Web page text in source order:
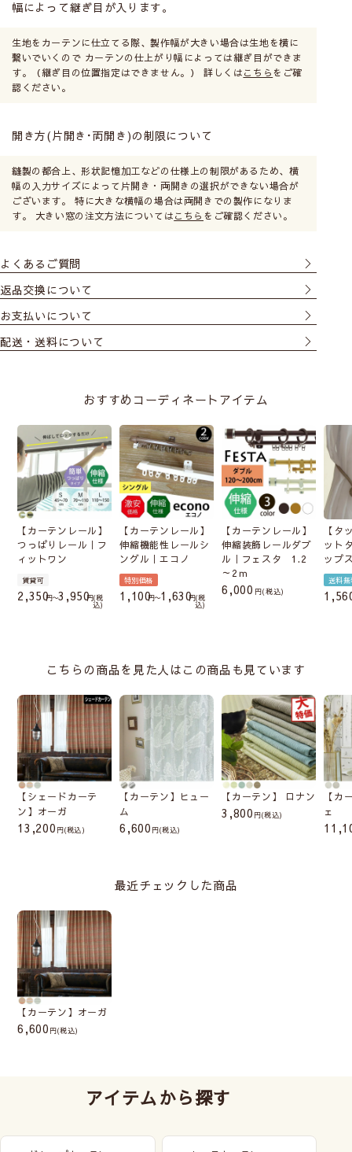
幅によって継ぎ目が入ります。
生地をカーテンに仕立てる際、製作幅が大きい場合は生地を横に
繋いでいくので カーテンの仕上がり幅によっては継ぎ目ができま
す。（継ぎ目の位置指定はできません。） 詳しくはこちら をご確
認ください。
開き方(片開き･両開き)の制限について
縫製の都合上、形状記憶加工などの仕様上の制限があるため、横
幅の入力サイズによって片開き・両開きの選択ができない場合が
ございます。 特に大きな横幅の場合は両開きでの製作になりま
す。 大きい窓の注文方法についてはこちら をご確認ください。
よくあるご質問
返品交換について
お支払いについて
配送・送料について
おすすめコーディネートアイテム
【カーテンレール】
つっぱりレール｜フ
ィットワン
賃貸可
2,350 〜3,950 税
込
【カーテンレール】
伸縮機能性レールシ
ングル｜エコノ
特別価格
1,100 〜1,630 税
込
【カーテンレール】
伸縮装飾レールダブ
ル｜フェスタ 1.2
～2ｍ
6,000 税込
【タ
ット
ップ
送料無
こちらの商品を見た人はこの商品も見ています
【シェードカーテ
ン】オーガ
13,200 (税込)
【カーテン】ヒュー
ム
6,600 (税込)
【カーテン】 ロナン
3,800 (税込)
【カ
ェ
最近チェックした商品
【カーテン】オーガ
6,600 (税込)
アイテムから探す